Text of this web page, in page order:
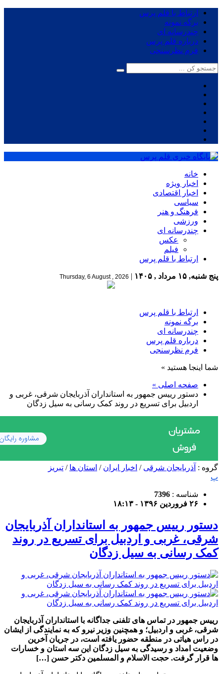
ارتباط با قلم پرس
برگه نمونه
چندرسانه ای
درباره قلم پرس
فرم نظرسنجی
خانه
اخبار ویژه
اخبار اقتصادی
سیاسی
فرهنگ و هنر
ورزشی
چندرسانه ای
عکس
فیلم
ارتباط با قلم پرس
پنج شنبه, ۱۵ مرداد , ۱۴۰۵ |
Thursday, 6 August , 2026
ارتباط با قلم پرس
برگه نمونه
چندرسانه ای
درباره قلم پرس
فرم نظرسنجی
شما اینجا هستید »
صفحه اصلی »
دستور رییس جمهور به استانداران آذربایجان شرقی، غربی و
اردبیل برای تسریع در روند کمک رسانی به سیل زدگان
گروه : آذربایجان شرقی / اخبار ایران / استان ها / تبریز
پ
شناسه : 7396
۲۶ فروردین ۱۳۹۶ - ۱۸:۱۳
دستور رییس جمهور به استانداران آذربایجان
شرقی، غربی و اردبیل برای تسریع در روند
کمک رسانی به سیل زدگان
رییس جمهور در تماس های تلفنی جداگانه با استانداران آذربایجان
شرقی، غربی و اردبیل؛ و همچنین وزیر نیرو که به نمایندگی از ایشان
در راس هیاتی در منطقه حضور یافته است، در جریان آخرین
وضعیت امداد و رسیدگی به سیل زدگان این سه استان و خسارات
ها قرار گرفت. حجت الاسلام و المسلمین دکتر حسن […]